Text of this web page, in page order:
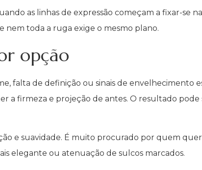
as linhas de expressão começam a fixar-se
nem toda a ruga exige o mesmo plano.
opção
falta de definição ou sinais de envelhecimento
a firmeza e projeção de antes. O resultado pode
e suavidade. É muito procurado por quem quer
elegante ou atenuação de sulcos marcados.